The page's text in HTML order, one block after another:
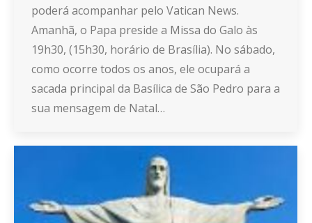
poderá acompanhar pelo Vatican News.
Amanhã, o Papa preside a Missa do Galo às
19h30, (15h30, horário de Brasília). No sábado,
como ocorre todos os anos, ele ocupará a
sacada principal da Basílica de São Pedro para a
sua mensagem de Natal…